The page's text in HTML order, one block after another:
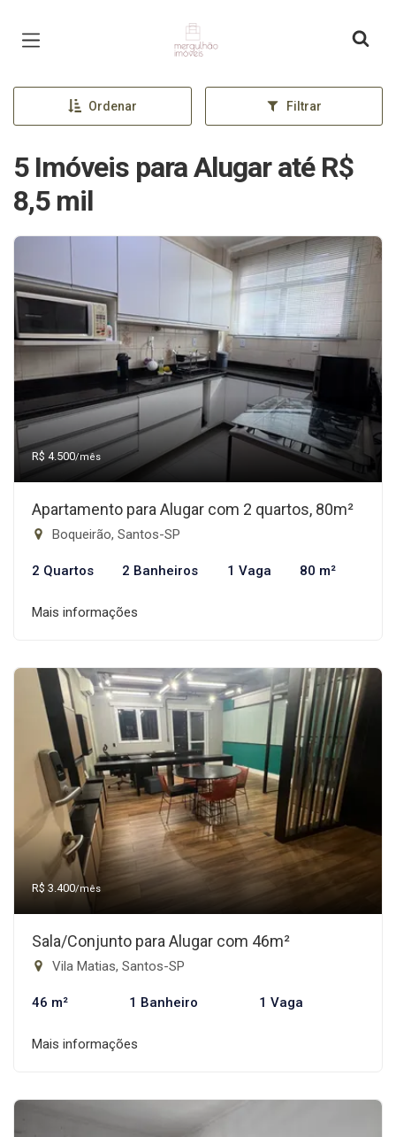
Página inicial
Ordenar Filtrar
5 Imóveis para Alugar até R$
8,5 mil
R$ 4.500/mês
Apartamento para Alugar com 2 quartos, 80m²
Boqueirão, Santos-SP
2 Quartos 2 Banheiros 1 Vaga 80 m²
Mais informações
R$ 3.400/mês
Sala/Conjunto para Alugar com 46m²
Vila Matias, Santos-SP
46 m² 1 Banheiro 1 Vaga
Mais informações